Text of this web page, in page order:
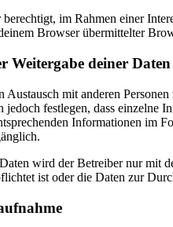
im Rahmen einer
Browser übermittelter
Weitergabe deiner Daten
Austausch mit anderen
festlegen, dass einzelne
Informationen im
wird der Betreiber nur mit
ist oder die Daten zur